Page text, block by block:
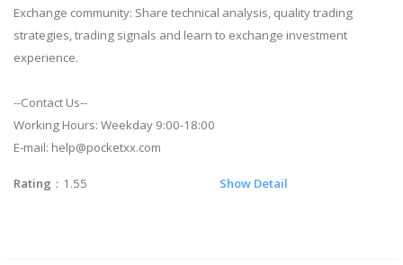
Exchange community: Share technical analysis, quality trading
strategies, trading signals and learn to exchange investment
experience.
--Contact Us--
Working Hours: Weekday 9:00-18:00
E-mail: help@pocketxx.com
Rating ：1.55 Show Detail